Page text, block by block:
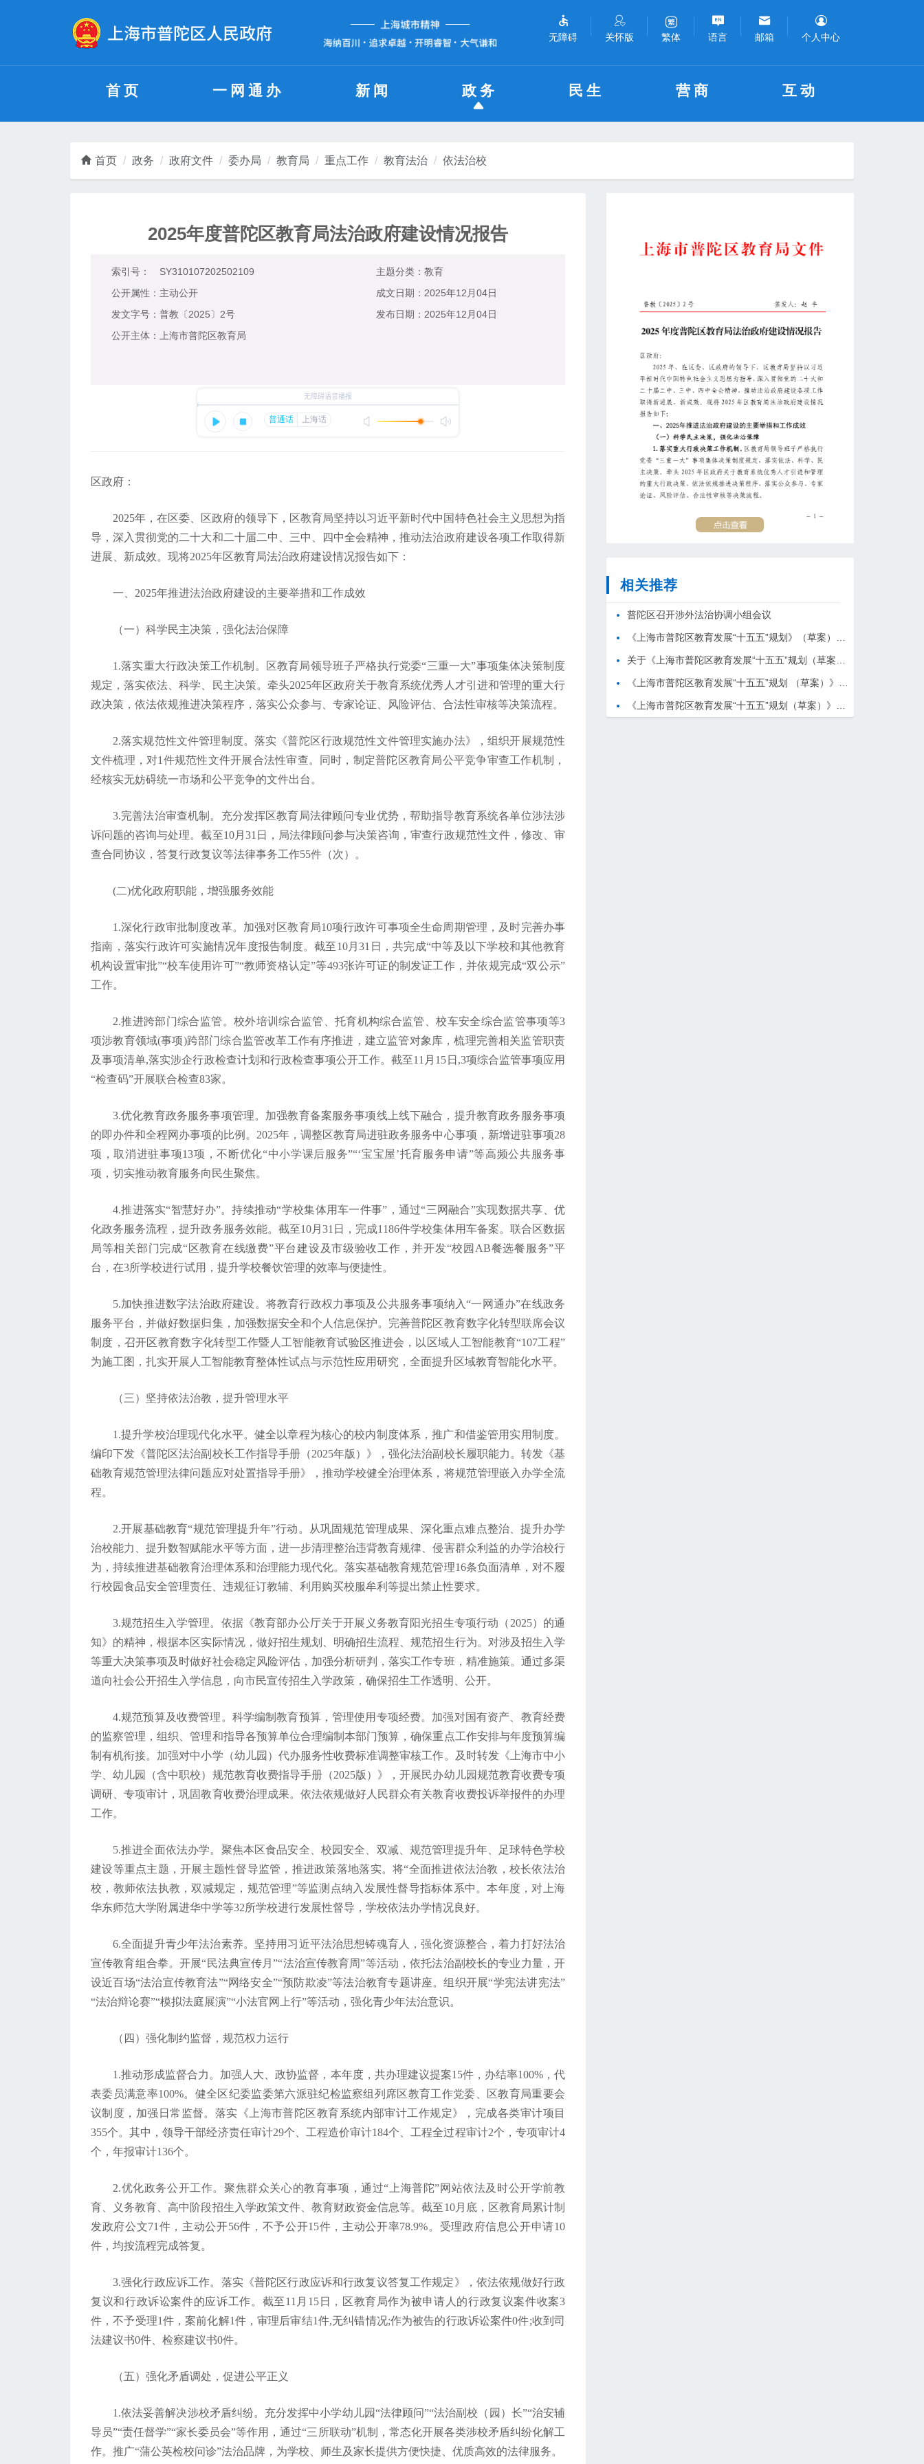
无障碍 关怀版 繁体 语言 邮箱 个人中心
首页 一网通办 新闻 政务 民生 营商 互动
首页 政务 政府文件 委办局 教育局 重点工作 教育法治 依法治校
2025年度普陀区教育局法治政府建设情况报告
索引号： SY310107202502109 主题分类： 教育
公开属性： 主动公开 成文日期： 2025年12月04日
发文字号： 普教〔2025〕2号 发布日期： 2025年12月04日
公开主体：
上海市普陀区教育局
区政府：
2025年，在区委、区政府的领导下，区教育局坚持以习近平新时代中国特色社会主义思想为指
导，深入贯彻党的二十大和二十届二中、三中、四中全会精神，推动法治政府建设各项工作取得新
进展、新成效。现将2025年区教育局法治政府建设情况报告如下：
一、2025年推进法治政府建设的主要举措和工作成效
（一）科学民主决策，强化法治保障
1.落实重大行政决策工作机制。区教育局领导班子严格执行党委“三重一大”事项集体决策制度
规定，落实依法、科学、民主决策。牵头2025年区政府关于教育系统优秀人才引进和管理的重大行
政决策，依法依规推进决策程序，落实公众参与、专家论证、风险评估、合法性审核等决策流程。
2.落实规范性文件管理制度。落实《普陀区行政规范性文件管理实施办法》，组织开展规范性
文件梳理，对1件规范性文件开展合法性审查。同时，制定普陀区教育局公平竞争审查工作机制，
经核实无妨碍统一市场和公平竞争的文件出台。
3.完善法治审查机制。充分发挥区教育局法律顾问专业优势，帮助指导教育系统各单位涉法涉
诉问题的咨询与处理。截至10月31日，局法律顾问参与决策咨询，审查行政规范性文件，修改、审
查合同协议，答复行政复议等法律事务工作55件（次）。
(二)优化政府职能，增强服务效能
1.深化行政审批制度改革。加强对区教育局10项行政许可事项全生命周期管理，及时完善办事
指南，落实行政许可实施情况年度报告制度。截至10月31日，共完成“中等及以下学校和其他教育
机构设置审批”“校车使用许可”“教师资格认定”等493张许可证的制发证工作，并依规完成“双公示”
工作。
2.推进跨部门综合监管。校外培训综合监管、托育机构综合监管、校车安全综合监管事项等3
项涉教育领域(事项)跨部门综合监管改革工作有序推进，建立监管对象库，梳理完善相关监管职责
及事项清单,落实涉企行政检查计划和行政检查事项公开工作。截至11月15日,3项综合监管事项应用
“检查码”开展联合检查83家。
3.优化教育政务服务事项管理。加强教育备案服务事项线上线下融合，提升教育政务服务事项
的即办件和全程网办事项的比例。2025年，调整区教育局进驻政务服务中心事项，新增进驻事项28
项，取消进驻事项13项，不断优化“中小学课后服务”“‘宝宝屋’托育服务申请”等高频公共服务事
项，切实推动教育服务向民生聚焦。
4.推进落实“智慧好办”。持续推动“学校集体用车一件事”，通过“三网融合”实现数据共享、优
化政务服务流程，提升政务服务效能。截至10月31日，完成1186件学校集体用车备案。联合区数据
局等相关部门完成“区教育在线缴费”平台建设及市级验收工作，并开发“校园AB餐选餐服务”平
台，在3所学校进行试用，提升学校餐饮管理的效率与便捷性。
5.加快推进数字法治政府建设。将教育行政权力事项及公共服务事项纳入“一网通办”在线政务
服务平台，并做好数据归集，加强数据安全和个人信息保护。完善普陀区教育数字化转型联席会议
制度，召开区教育数字化转型工作暨人工智能教育试验区推进会，以区域人工智能教育“107工程”
为施工图，扎实开展人工智能教育整体性试点与示范性应用研究，全面提升区域教育智能化水平。
（三）坚持依法治教，提升管理水平
1.提升学校治理现代化水平。健全以章程为核心的校内制度体系，推广和借鉴管用实用制度。
编印下发《普陀区法治副校长工作指导手册（2025年版）》，强化法治副校长履职能力。转发《基
础教育规范管理法律问题应对处置指导手册》，推动学校健全治理体系，将规范管理嵌入办学全流
程。
2.开展基础教育“规范管理提升年”行动。从巩固规范管理成果、深化重点难点整治、提升办学
治校能力、提升数智赋能水平等方面，进一步清理整治违背教育规律、侵害群众利益的办学治校行
为，持续推进基础教育治理体系和治理能力现代化。落实基础教育规范管理16条负面清单，对不履
行校园食品安全管理责任、违规征订教辅、利用购买校服牟利等提出禁止性要求。
3.规范招生入学管理。依据《教育部办公厅关于开展义务教育阳光招生专项行动（2025）的通
知》的精神，根据本区实际情况，做好招生规划、明确招生流程、规范招生行为。对涉及招生入学
等重大决策事项及时做好社会稳定风险评估，加强分析研判，落实工作专班，精准施策。通过多渠
道向社会公开招生入学信息，向市民宣传招生入学政策，确保招生工作透明、公开。
4.规范预算及收费管理。科学编制教育预算，管理使用专项经费。加强对国有资产、教育经费
的监察管理，组织、管理和指导各预算单位合理编制本部门预算，确保重点工作安排与年度预算编
制有机衔接。加强对中小学（幼儿园）代办服务性收费标准调整审核工作。及时转发《上海市中小
学、幼儿园（含中职校）规范教育收费指导手册（2025版）》，开展民办幼儿园规范教育收费专项
调研、专项审计，巩固教育收费治理成果。依法依规做好人民群众有关教育收费投诉举报件的办理
工作。
5.推进全面依法办学。聚焦本区食品安全、校园安全、双减、规范管理提升年、足球特色学校
建设等重点主题，开展主题性督导监管，推进政策落地落实。将“全面推进依法治教，校长依法治
校，教师依法执教，双减规定，规范管理”等监测点纳入发展性督导指标体系中。本年度，对上海
华东师范大学附属进华中学等32所学校进行发展性督导，学校依法办学情况良好。
6.全面提升青少年法治素养。坚持用习近平法治思想铸魂育人，强化资源整合，着力打好法治
宣传教育组合拳。开展“民法典宣传月”“法治宣传教育周”等活动，依托法治副校长的专业力量，开
设近百场“法治宣传教育法”“网络安全”“预防欺凌”等法治教育专题讲座。组织开展“学宪法讲宪法”
“法治辩论赛”“模拟法庭展演”“小法官网上行”等活动，强化青少年法治意识。
（四）强化制约监督，规范权力运行
1.推动形成监督合力。加强人大、政协监督，本年度，共办理建议提案15件，办结率100%，代
表委员满意率100%。健全区纪委监委第六派驻纪检监察组列席区教育工作党委、区教育局重要会
议制度，加强日常监督。落实《上海市普陀区教育系统内部审计工作规定》，完成各类审计项目
355个。其中，领导干部经济责任审计29个、工程造价审计184个、工程全过程审计2个，专项审计4
个，年报审计136个。
2.优化政务公开工作。聚焦群众关心的教育事项，通过“上海普陀”网站依法及时公开学前教
育、义务教育、高中阶段招生入学政策文件、教育财政资金信息等。截至10月底，区教育局累计制
发政府公文71件，主动公开56件，不予公开15件，主动公开率78.9%。受理政府信息公开申请10
件，均按流程完成答复。
3.强化行政应诉工作。落实《普陀区行政应诉和行政复议答复工作规定》，依法依规做好行政
复议和行政诉讼案件的应诉工作。截至11月15日，区教育局作为被申请人的行政复议案件收案3
件，不予受理1件，案前化解1件，审理后审结1件,无纠错情况;作为被告的行政诉讼案件0件;收到司
法建议书0件、检察建议书0件。
（五）强化矛盾调处，促进公平正义
1.依法妥善解决涉校矛盾纠纷。充分发挥中小学幼儿园“法律顾问”“法治副校（园）长”“治安辅
导员”“责任督学”“家长委员会”等作用，通过“三所联动”机制，常态化开展各类涉校矛盾纠纷化解工
作。推广“蒲公英检校问诊”法治品牌，为学校、师生及家长提供方便快捷、优质高效的法律服务。
相关推荐
普陀区召开涉外法治协调小组会议
《上海市普陀区教育发展“十五五”规划》（草案）内容
关于《上海市普陀区教育发展“十五五”规划（草案）》征求公众意见的公告
《上海市普陀区教育发展“十五五”规划 （草案）》背景介绍
《上海市普陀区教育发展“十五五”规划（草案）》背景介绍